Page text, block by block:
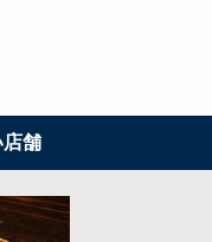
店舗